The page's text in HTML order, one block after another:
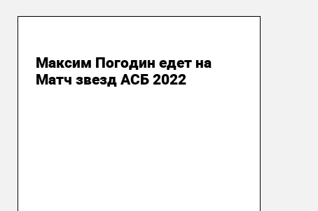
Максим Погодин едет на
Матч звезд АСБ 2022